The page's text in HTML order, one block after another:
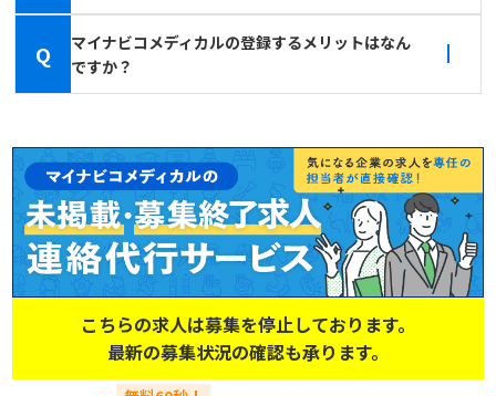
Q
マイナビコメディカルの登録するメリットはなん
ですか？
こちらの求人は募集を停止しております。
最新の募集状況の確認も承ります。